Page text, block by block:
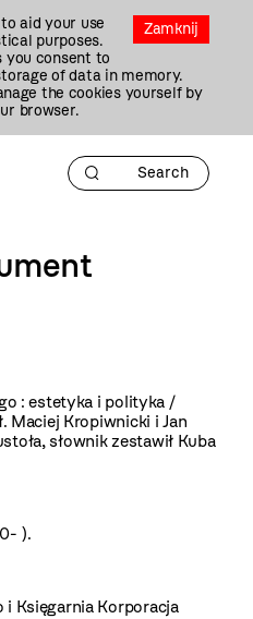
Zamknij
aid your use
purposes.
you consent to
of data in memory.
the cookies yourself by
browser.
: estetyka i polityka /
Maciej Kropiwnicki i Jan
słownik zestawił Kuba
).
Księgarnia Korporacja